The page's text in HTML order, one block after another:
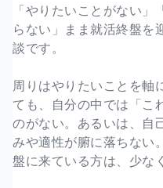
「やりたいことがない
らない」まま就活終盤
談です。
周りはやりたいことを軸
ても、自分の中では「こ
のがない。あるいは、自
みや適性が腑に落ちない
盤に来ている方は、少な